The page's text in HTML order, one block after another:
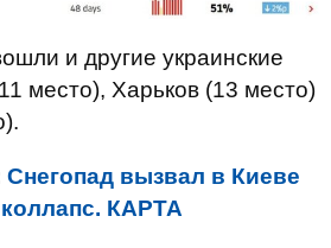
и другие украинские
место), Харьков (13 место)
Снегопад вызвал в Киеве
КАРТА